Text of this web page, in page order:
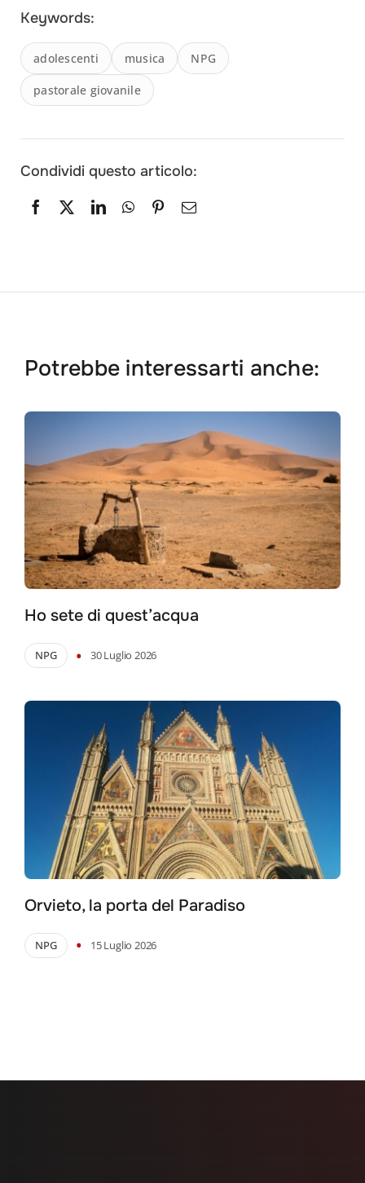
Keywords:
adolescenti musica NPG
pastorale giovanile
Condividi questo articolo:
Potrebbe interessarti anche:
Ho sete di quest’acqua
NPG • 30 Luglio 2026
Orvieto, la porta del Paradiso
NPG • 15 Luglio 2026